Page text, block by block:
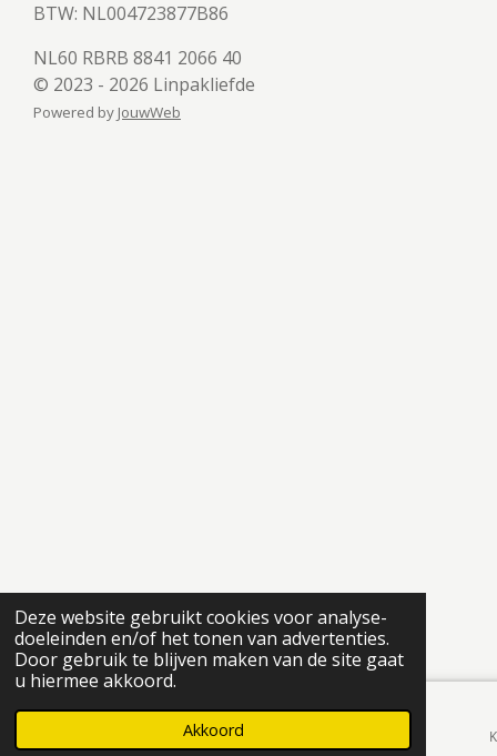
Deze website gebruikt cookies voor analyse-
doeleinden en/of het tonen van advertenties.
Door gebruik te blijven maken van de site gaat
u hiermee akkoord.
Akkoord
BTW: NL004723877B86
NL60 RBRB 8841 2066 40
© 2023 - 2026 Linpakliefde
Powered by JouwWeb